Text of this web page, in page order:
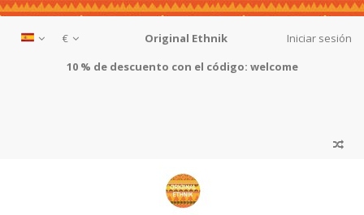
€ Iniciar sesión
Original Ethnik
10 % de descuento con el código: welcome